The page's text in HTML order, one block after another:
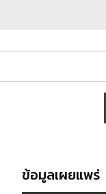
ข้อมูลเผยแพร่